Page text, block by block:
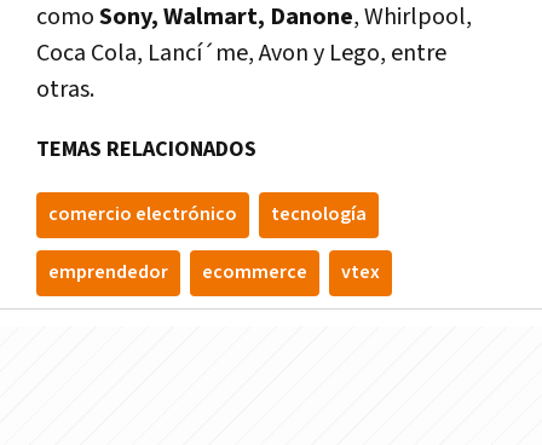
comoSony, Walmart, Danone, Whirlpool,
Coca Cola, Lancí´me, Avon y Lego, entre
otras.
TEMAS RELACIONADOS
comercio electrónico tecnologí­a
emprendedor ecommerce vtex